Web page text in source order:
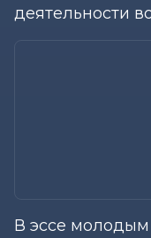
деятельности
В эссе молодым